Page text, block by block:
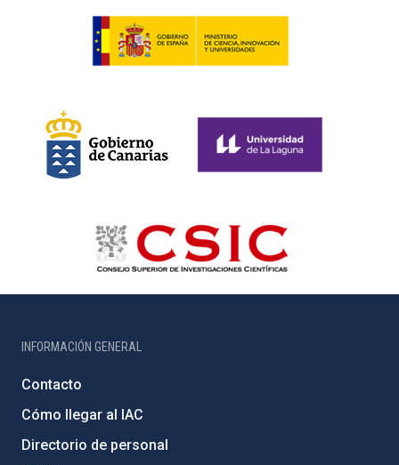
INFORMACIÓN GENERAL
Contacto
Cómo llegar al IAC
Directorio de personal